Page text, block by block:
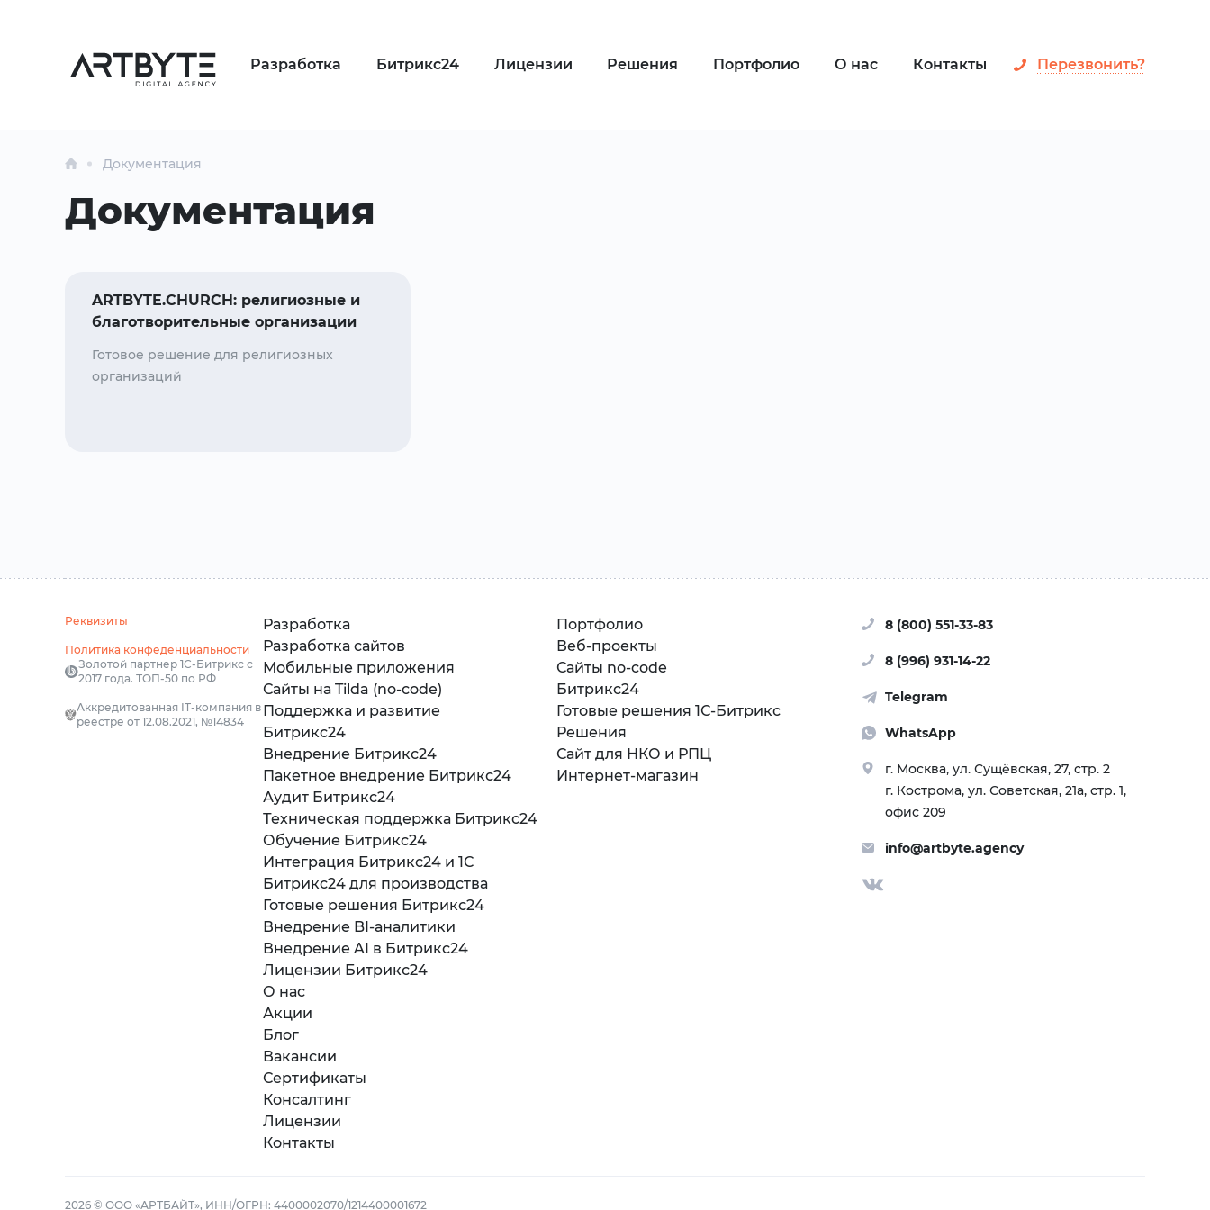
Разработка Битрикс24 Лицензии Решения Портфолио О нас Контакты Перезвонить?
Документация
Документация
ARTBYTE.CHURCH: религиозные и
благотворительные организации
Готовое решение для религиозных
организаций
Реквизиты
Политика конфеденциальности
Золотой партнер 1С-Битрикс с
2017 года. ТОП-50 по РФ
Аккредитованная IT-компания в
реестре от 12.08.2021, №14834
Разработка
Разработка сайтов
Мобильные приложения
Сайты на Tilda (no-code)
Поддержка и развитие
Битрикс24
Внедрение Битрикс24
Пакетное внедрение Битрикс24
Аудит Битрикс24
Техническая поддержка Битрикс24
Обучение Битрикс24
Интеграция Битрикс24 и 1С
Битрикс24 для производства
Готовые решения Битрикс24
Внедрение BI-аналитики
Внедрение AI в Битрикс24
Лицензии Битрикс24
Портфолио
Веб-проекты
Сайты no-code
Битрикс24
Готовые решения 1С-Битрикс
Решения
Сайт для НКО и РПЦ
Интернет-магазин
О нас
Акции
Блог
Вакансии
Сертификаты
Консалтинг
Лицензии
Контакты
8 (800) 551-33-83
8 (996) 931-14-22
Telegram
WhatsApp
г. Москва, ул. Сущёвская, 27, стр. 2
г. Кострома, ул. Советская, 21а, стр. 1,
офис 209
info@artbyte.agency
2026 © ООО «АРТБАЙТ», ИНН/ОГРН: 4400002070/1214400001672